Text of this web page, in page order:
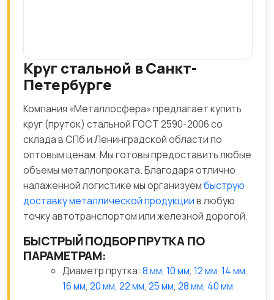
Круг стальной в Санкт-
Петербурге
Компания «Металлосфера» предлагает купить
круг (пруток) стальной ГОСТ 2590-2006 со
склада в СПб и Ленинградской области по
оптовым ценам. Мы готовы предоставить любые
объемы металлопроката. Благодаря отлично
налаженной логистике мы организуембыструю
доставку металлической продукциив любую
точку автотранспортом или железной дорогой.
БЫСТРЫЙ ПОДБОР ПРУТКА ПО
ПАРАМЕТРАМ:
Диаметр прутка: 8 мм, 10 мм, 12 мм, 14 мм,
16 мм, 20 мм, 22 мм, 25 мм, 28 мм, 40 мм